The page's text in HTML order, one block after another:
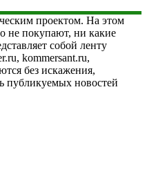
проектом. На этом
не покупают, ни какие
собой ленту
kommersant.ru,
без искажения,
публикуемых новостей